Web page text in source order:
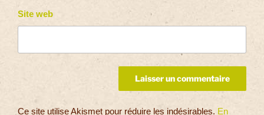
Site web
Ce site utilise Akismet pour réduire les indésirables. En